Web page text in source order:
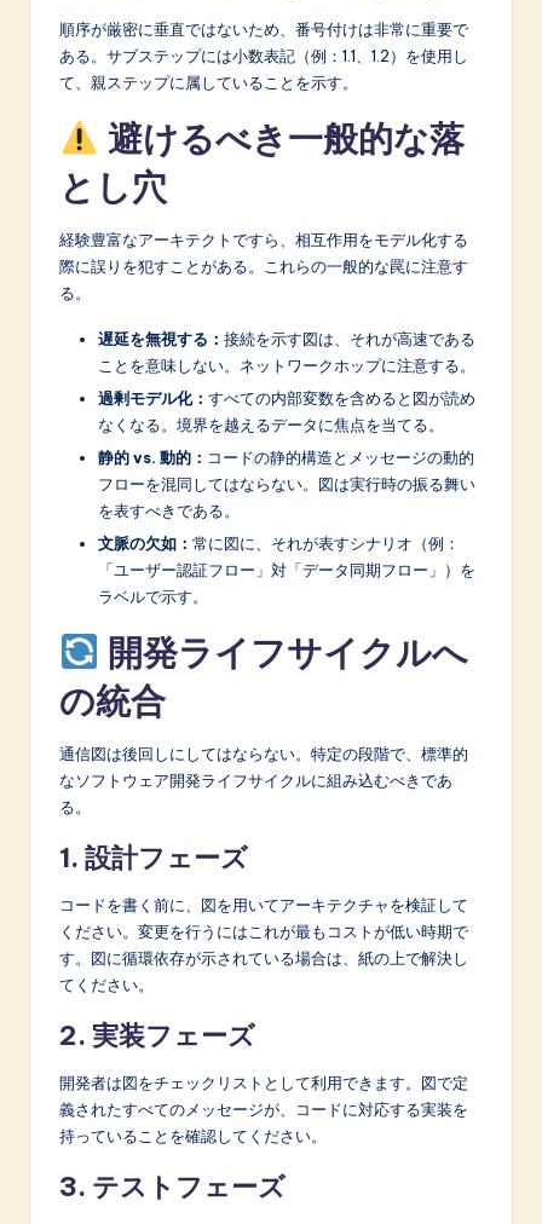
順序が厳密に垂直ではないため、番号付けは非常に重要で
ある。サブステップには小数表記（例：1.1、1.2）を使用し
て、親ステップに属していることを示す。
避けるべき一般的な落
とし穴
経験豊富なアーキテクトですら、相互作用をモデル化する
際に誤りを犯すことがある。これらの一般的な罠に注意す
る。
遅延を無視する： 接続を示す図は、それが高速である
ことを意味しない。ネットワークホップに注意する。
過剰モデル化： すべての内部変数を含めると図が読め
なくなる。境界を越えるデータに焦点を当てる。
静的 vs. 動的： コードの静的構造とメッセージの動的
フローを混同してはならない。図は実行時の振る舞い
を表すべきである。
文脈の欠如： 常に図に、それが表すシナリオ（例：
「ユーザー認証フロー」対「データ同期フロー」）を
ラベルで示す。
開発ライフサイクルへ
の統合
通信図は後回しにしてはならない。特定の段階で、標準的
なソフトウェア開発ライフサイクルに組み込むべきであ
る。
1. 設計フェーズ
コードを書く前に、図を用いてアーキテクチャを検証して
ください。変更を行うにはこれが最もコストが低い時期で
す。図に循環依存が示されている場合は、紙の上で解決し
てください。
2. 実装フェーズ
開発者は図をチェックリストとして利用できます。図で定
義されたすべてのメッセージが、コードに対応する実装を
持っていることを確認してください。
3. テストフェーズ